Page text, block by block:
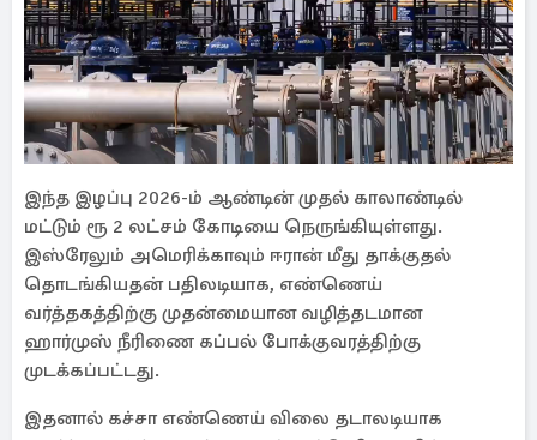
இந்த இழப்பு 2026-ம் ஆண்டின் முதல் காலாண்டில்
மட்டும் ரூ 2 லட்சம் கோடியை நெருங்கியுள்ளது.
இஸ்ரேலும் அமெரிக்காவும் ஈரான் மீது தாக்குதல்
தொடங்கியதன் பதிலடியாக, எண்ணெய்
வர்த்தகத்திற்கு முதன்மையான வழித்தடமான
ஹார்முஸ் நீரிணை கப்பல் போக்குவரத்திற்கு
முடக்கப்பட்டது.
இதனால் கச்சா எண்ணெய் விலை தடாலடியாக